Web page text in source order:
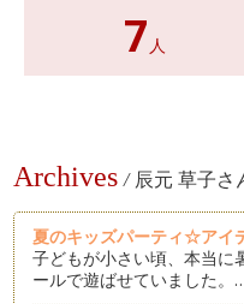
7 人
Archives / 辰元 草子さ
夏のキッズパーティ☆アイ
子どもが小さい頃、本当に
ールで遊ばせていました。